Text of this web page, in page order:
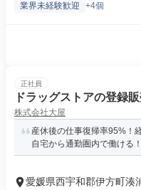
業界未経験歓迎 +4個
正社員
ドラッグストアの登録
株式会社大屋
産休後の仕事復帰率95%！
自宅から通勤圏内で働ける
愛媛県西宇和郡伊方町湊